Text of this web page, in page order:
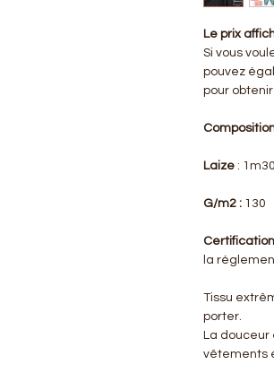
Le prix
Si vous
pouvez
pour
Laize : 1m30
G/m2 : 130
Certification
la
Tissu
porter.
La douceur
vêtements